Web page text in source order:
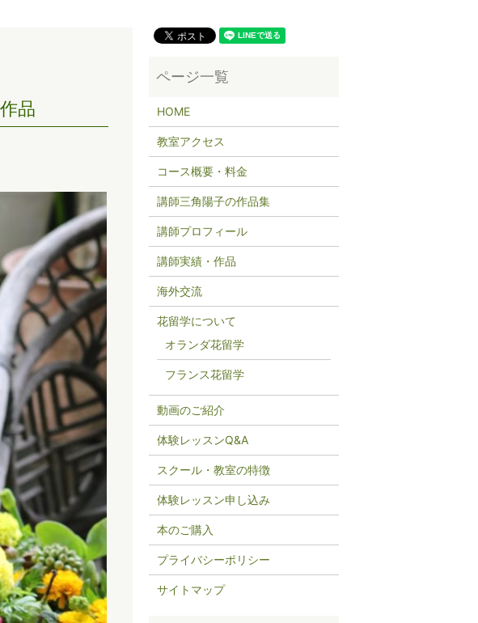
品 HOME
教室アクセス
コース概要・料金
講師三角陽子の作品集
講師プロフィール
講師実績・作品
海外交流
花留学について
オランダ花留学
フランス花留学
動画のご紹介
体験レッスンQ&A
スクール・教室の特徴
体験レッスン申し込み
本のご購入
プライバシーポリシー
サイトマップ